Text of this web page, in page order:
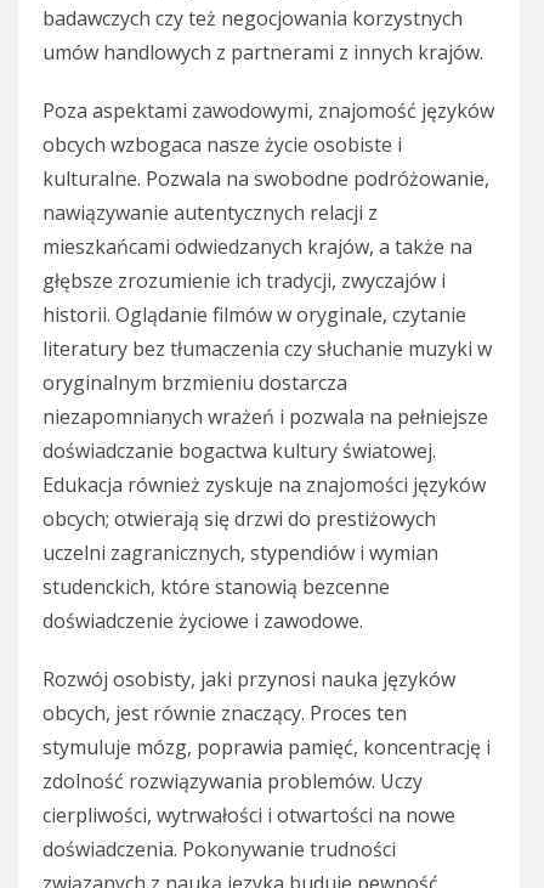
badawczych czy też negocjowania korzystnych
umów handlowych z partnerami z innych krajów.
Poza aspektami zawodowymi, znajomość języków
obcych wzbogaca nasze życie osobiste i
kulturalne. Pozwala na swobodne podróżowanie,
nawiązywanie autentycznych relacji z
mieszkańcami odwiedzanych krajów, a także na
głębsze zrozumienie ich tradycji, zwyczajów i
historii. Oglądanie filmów w oryginale, czytanie
literatury bez tłumaczenia czy słuchanie muzyki w
oryginalnym brzmieniu dostarcza
niezapomnianych wrażeń i pozwala na pełniejsze
doświadczanie bogactwa kultury światowej.
Edukacja również zyskuje na znajomości języków
obcych; otwierają się drzwi do prestiżowych
uczelni zagranicznych, stypendiów i wymian
studenckich, które stanowią bezcenne
doświadczenie życiowe i zawodowe.
Rozwój osobisty, jaki przynosi nauka języków
obcych, jest równie znaczący. Proces ten
stymuluje mózg, poprawia pamięć, koncentrację i
zdolność rozwiązywania problemów. Uczy
cierpliwości, wytrwałości i otwartości na nowe
doświadczenia. Pokonywanie trudności